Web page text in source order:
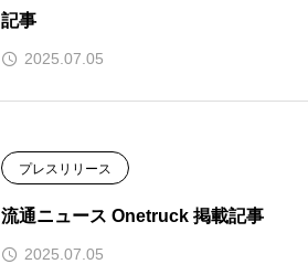
記事
2025.07.05
プレスリリース
流通ニュース Onetruck 掲載記事
2025.07.05